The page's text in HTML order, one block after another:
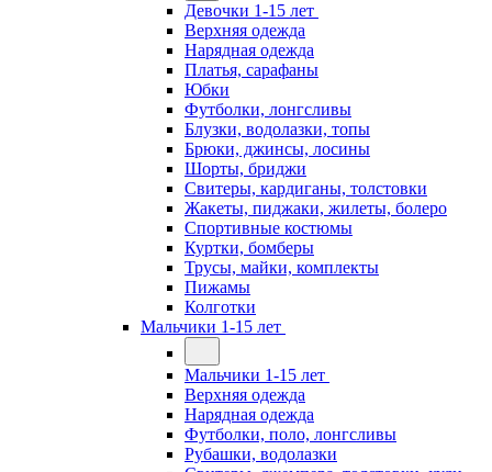
Девочки 1-15 лет
Верхняя одежда
Нарядная одежда
Платья, сарафаны
Юбки
Футболки, лонгсливы
Блузки, водолазки, топы
Брюки, джинсы, лосины
Шорты, бриджи
Свитеры, кардиганы, толстовки
Жакеты, пиджаки, жилеты, болеро
Спортивные костюмы
Куртки, бомберы
Трусы, майки, комплекты
Пижамы
Колготки
Мальчики 1-15 лет
Мальчики 1-15 лет
Верхняя одежда
Нарядная одежда
Футболки, поло, лонгсливы
Рубашки, водолазки